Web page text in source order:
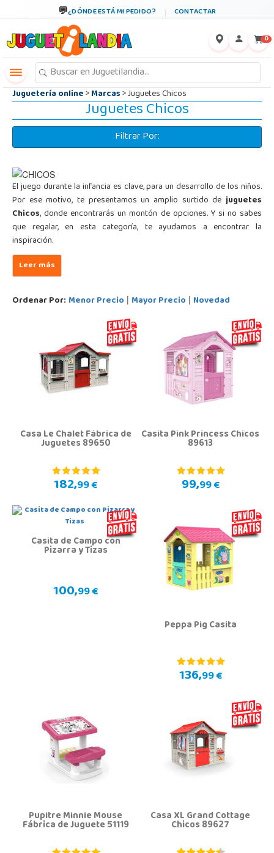
¿DÓNDE ESTÁ MI PEDIDO? CONTACTAR
0
Juguetería online>Marcas> Juguetes Chicos
Juguetes Chicos
Filtrar Por:
El juego durante la infancia es clave, para un desarrollo de los niños.
Por ese motivo, te presentamos un amplio surtido de juguetes
Chicos, donde encontrarás un montón de opciones. Y si no sabes
que regalar, en esta categoría, te ayudamos a encontrar la
inspiración.
Ordenar Por: Menor Precio | Mayor Precio | Novedad
Casa Le Chalet Fábrica de
Juguetes 89650
182,99 €
Casita Pink Princess Chicos
89613
99,99 €
Casita de Campo con
Pizarra y Tizas
100,99 €
Peppa Pig Casita
136,99 €
Pupitre Minnie Mouse
Fábrica de Juguete 51119 Casa XL Grand Cottage
Chicos 89627